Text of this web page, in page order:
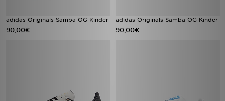
adidas Originals Samba OG Kinder
90,00€
adidas Originals Samba OG Kinder
90,00€